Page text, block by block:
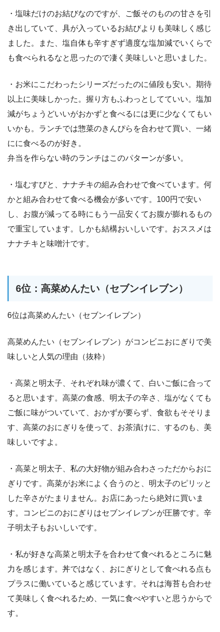
・塩味だけのお結びなのですが、ご飯そのものの甘さを引
き出していて、具が入っているお結びよりも美味しく感じ
ました。また、塩自体も辛すぎず適度な塩加減でいくらで
も食べられるなと思ったので凄く美味しいと思いました。
・お米にこだわったシリーズだったのに値段も安い。期待
以上に美味しかった。握り方もふわっとしてていい。塩加
減がちょうどいいがおかずと食べるには更に少なくてもい
いかも。ランチでは惣菜のきんぴらを合わせて買い、一緒
にに食べるのが好き。
弁当を作らない時のランチはこのパターンが多い。
・塩むすびと、ナナチキの組み合わせで食べています。何
かと組み合わせて食べる機会が多いです。100円で安い
し、お腹が減ってる時にもう一品安くてお腹が膨れるもの
で重宝しています。しかも結構おいしいです。おススメは
ナナチキと味噌汁です。
6位：高菜めんたい（セブンイレブン）
6位は高菜めんたい（セブンイレブン）
高菜めんたい（セブンイレブン）がコンビニおにぎりで美
味しいと人気の理由（抜粋）
・高菜と明太子、それぞれ味が濃くて、白いご飯に合って
ると思います。高菜の食感、明太子の辛さ、塩がなくても
ご飯に味がついていて、おかずが要らず、食欲もそそりま
す、高菜のおにぎりを使って、お茶漬けに、するのも、美
味しいですよ。
・高菜と明太子、私の大好物が組み合わさっただからおに
ぎりです。高菜がお米によく合うのと、明太子のピリッと
した辛さがたまりません。お店にあったら絶対に買いま
す。コンビニのおにぎりはセブンイレブンが圧勝です。辛
子明太子もおいしいです。
・私が好きな高菜と明太子を合わせて食べれるところに魅
力を感じます。丼ではなく、おにぎりとして食べれる点も
プラスに働いていると感じています。それは海苔も合わせ
て美味しく食べれるため、一気に食べやすいと思うからで
す。